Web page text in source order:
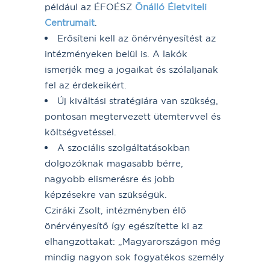
például az ÉFOÉSZ Önálló Életviteli
Centrumait
Erősíteni kell az önérvényesítést az
intézményeken belül is. A lakók
ismerjék meg a jogaikat és szólaljanak
fel az érdekeikért.
Új kiváltási stratégiára van szükség,
pontosan megtervezett ütemtervvel és
költségvetéssel.
A szociális szolgáltatásokban
dolgozóknak magasabb bérre,
nagyobb elismerésre és jobb
képzésekre van szükségük.
Cziráki Zsolt, intézményben élő
önérvényesítő így egészítette ki az
elhangzottakat: „Magyarországon még
mindig nagyon sok fogyatékos személy